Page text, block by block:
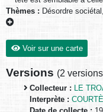
Thèmes : Désordre
Voir sur une carte
Versions (2 versions
Collecteur : LE
Interprète :